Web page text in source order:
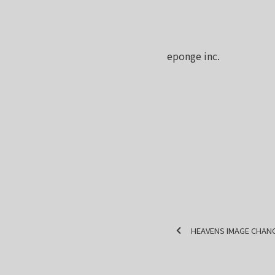
eponge inc.
HEAVENS IMAGE